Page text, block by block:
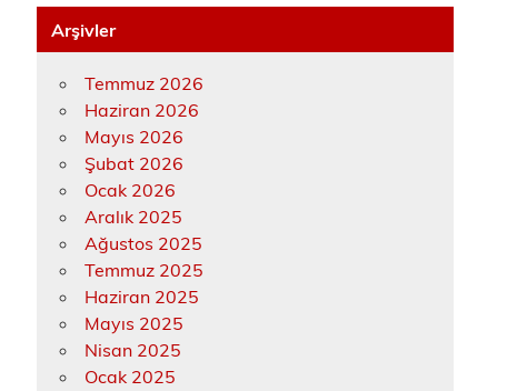
Arşivler
Temmuz 2026
Haziran 2026
Mayıs 2026
Şubat 2026
Ocak 2026
Aralık 2025
Ağustos 2025
Temmuz 2025
Haziran 2025
Mayıs 2025
Nisan 2025
Ocak 2025